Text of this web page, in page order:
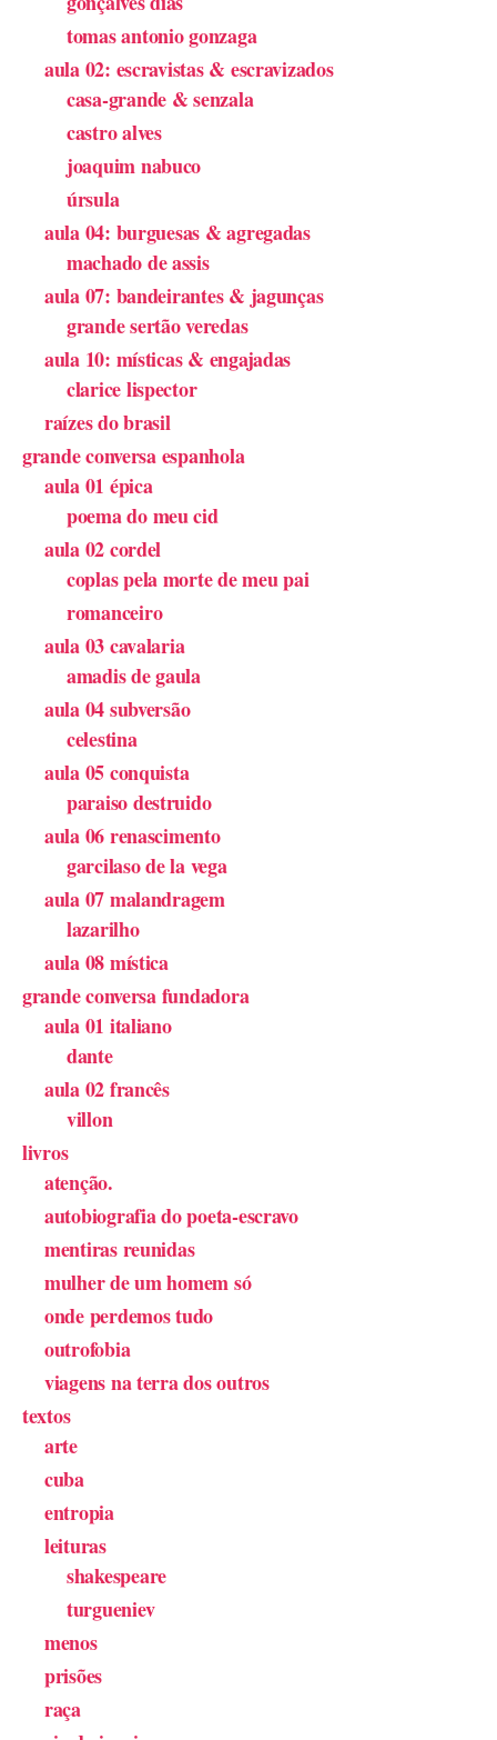
tomas antonio gonzaga
aula 02: escravistas & escravizados
casa-grande & senzala
castro alves
joaquim nabuco
úrsula
aula 04: burguesas & agregadas
machado de assis
aula 07: bandeirantes & jagunças
grande sertão veredas
aula 10: místicas & engajadas
clarice lispector
raízes do brasil
grande conversa espanhola
aula 01 épica
poema do meu cid
aula 02 cordel
coplas pela morte de meu pai
romanceiro
aula 03 cavalaria
amadis de gaula
aula 04 subversão
celestina
aula 05 conquista
paraiso destruido
aula 06 renascimento
garcilaso de la vega
aula 07 malandragem
lazarilho
aula 08 mística
grande conversa fundadora
aula 01 italiano
dante
aula 02 francês
villon
livros
atenção.
autobiografia do poeta-escravo
mentiras reunidas
mulher de um homem só
onde perdemos tudo
outrofobia
viagens na terra dos outros
textos
arte
cuba
entropia
leituras
shakespeare
turgueniev
menos
prisões
raça